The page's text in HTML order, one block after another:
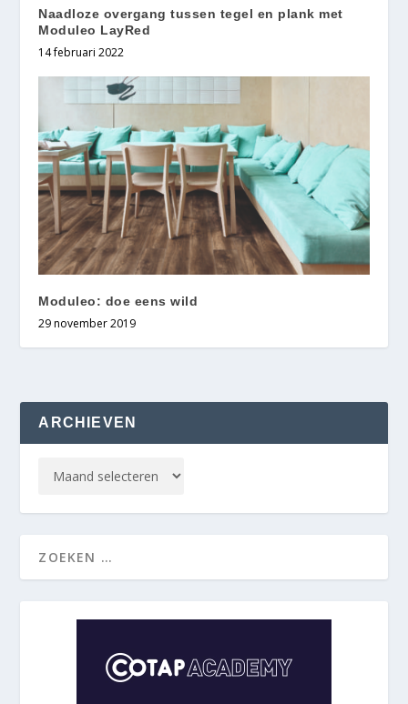
Naadloze overgang tussen tegel en plank met
Moduleo LayRed
14 februari 2022
Moduleo: doe eens wild
29 november 2019
ARCHIEVEN